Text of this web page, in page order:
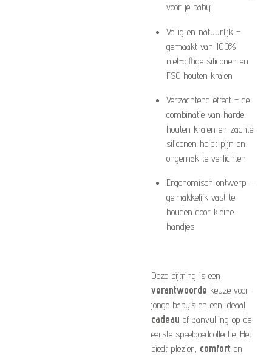
voor je baby
Veilig en natuurlijk –
gemaakt van 100%
niet-giftige siliconen en
FSC-houten kralen
Verzachtend effect – de
combinatie van harde
houten kralen en zachte
siliconen helpt pijn en
ongemak te verlichten
Ergonomisch ontwerp –
gemakkelijk vast te
houden door kleine
handjes
Deze bijtring is een
verantwoorde keuze voor
jonge baby’s en een ideaal
cadeau of aanvulling op de
eerste speelgoedcollectie. Het
biedt plezier, comfort en